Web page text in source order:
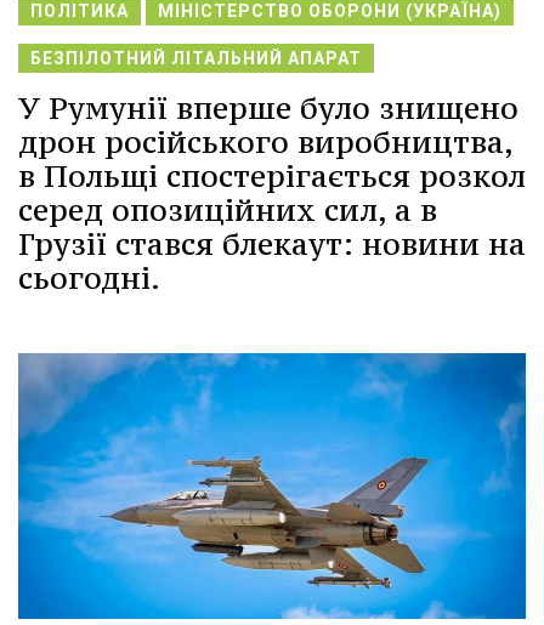
ПОЛІТИКА МІНІСТЕРСТВО ОБОРОНИ (УКРАЇНА)
БЕЗПІЛОТНИЙ ЛІТАЛЬНИЙ АПАРАТ
У Румунії вперше було знищено
дрон російського виробництва,
в Польщі спостерігається розкол
серед опозиційних сил, а в
Грузії стався блекаут: новини на
сьогодні.